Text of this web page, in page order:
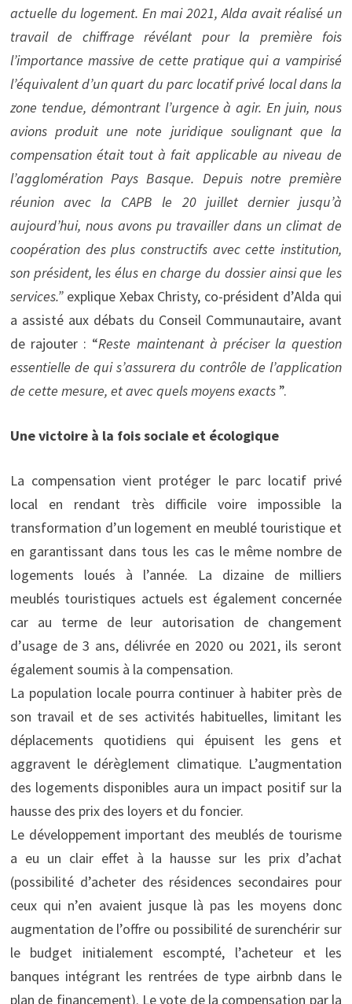
actuelle du logement. En mai 2021, Alda avait réalisé un
travail de chiffrage révélant pour la première fois
l’importance massive de cette pratique qui a vampirisé
l’équivalent d’un quart du parc locatif privé local dans la
zone tendue, démontrant l’urgence à agir. En juin, nous
avions produit une note juridique soulignant que la
compensation était tout à fait applicable au niveau de
l’agglomération Pays Basque. Depuis notre première
réunion avec la CAPB le 20 juillet dernier jusqu’à
aujourd’hui, nous avons pu travailler dans un climat de
coopération des plus constructifs avec cette institution,
son président, les élus en charge du dossier ainsi que les
services.”explique Xebax Christy, co-président d’Alda qui
a assisté aux débats du Conseil Communautaire, avant
de rajouter : “Reste maintenant à préciser la question
essentielle de qui s’assurera du contrôle de l’application
de cette mesure, et avec quels moyens exacts”.
Une victoire à la fois sociale et écologique
La compensation vient protéger le parc locatif privé
local en rendant très difficile voire impossible la
transformation d’un logement en meublé touristique et
en garantissant dans tous les cas le même nombre de
logements loués à l’année. La dizaine de milliers
meublés touristiques actuels est également concernée
car au terme de leur autorisation de changement
d’usage de 3 ans, délivrée en 2020 ou 2021, ils seront
également soumis à la compensation.
La population locale pourra continuer à habiter près de
son travail et de ses activités habituelles, limitant les
déplacements quotidiens qui épuisent les gens et
aggravent le dérèglement climatique. L’augmentation
des logements disponibles aura un impact positif sur la
hausse des prix des loyers et du foncier.
Le développement important des meublés de tourisme
a eu un clair effet à la hausse sur les prix d’achat
(possibilité d’acheter des résidences secondaires pour
ceux qui n’en avaient jusque là pas les moyens donc
augmentation de l’offre ou possibilité de surenchérir sur
le budget initialement escompté, l’acheteur et les
banques intégrant les rentrées de type airbnb dans le
plan de financement). Le vote de la compensation par la